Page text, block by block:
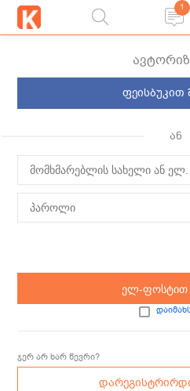
1
ფეისბუკით
ან
ელ-ფოსტით
ჯერ არ ხარ წევრი?